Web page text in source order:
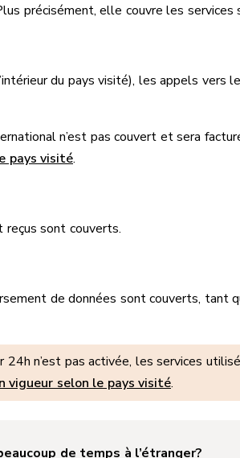
précisément, elle couvre les services
du pays visité), les appels vers
n’est pas couvert et sera
pays visité.
sont couverts.
de données sont couverts, tant
24h n’est pas activée, les services
vigueur selon le pays visité.
de temps à l’étranger?